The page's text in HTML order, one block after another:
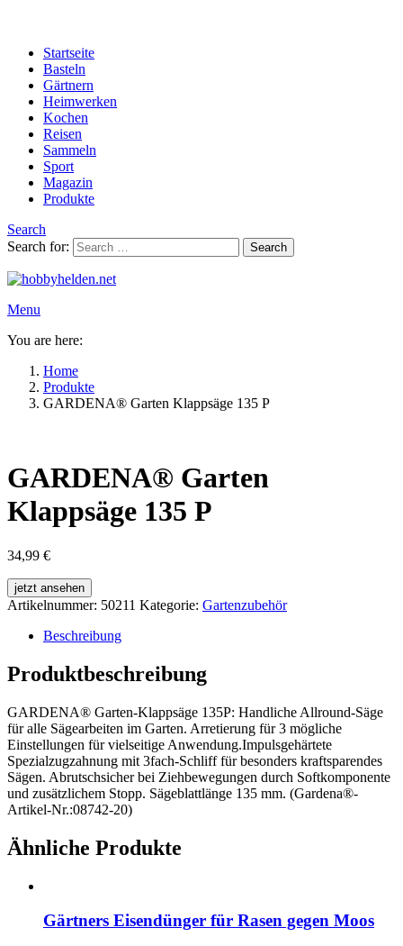
Startseite
Basteln
Gärtnern
Heimwerken
Kochen
Reisen
Sammeln
Sport
Magazin
Produkte
Search
Search for:
Search
Menu
You are here:
Home
Produkte
GARDENA® Garten Klappsäge 135 P
GARDENA® Garten
Klappsäge 135 P
34,99 €
jetzt ansehen
Artikelnummer: 50211 Kategorie: Gartenzubehör
Beschreibung
Produktbeschreibung
GARDENA® Garten-Klappsäge 135P: Handliche Allround-Säge
für alle Sägearbeiten im Garten. Arretierung für 3 mögliche
Einstellungen für vielseitige Anwendung.Impulsgehärtete
Spezialzugzahnung mit 3fach-Schliff für besonders kraftsparendes
Sägen. Abrutschsicher bei Ziehbewegungen durch Softkomponente
und zusätzlichem Stopp. Sägeblattlänge 135 mm. (Gardena®-
Artikel-Nr.:08742-20)
Ähnliche Produkte
Gärtners Eisendünger für Rasen gegen Moos